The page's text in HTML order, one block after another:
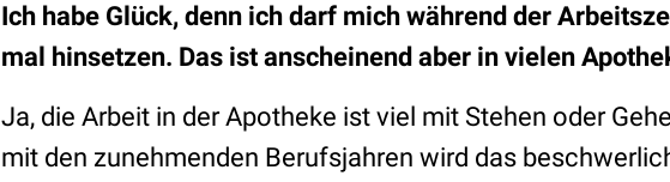
Ich habe Glück, denn ich darf mich während der
mal hinsetzen. Das ist anscheinend aber in vielen
Ja, die Arbeit in der Apotheke ist viel mit Stehen oder
mit den zunehmenden Berufsjahren wird das